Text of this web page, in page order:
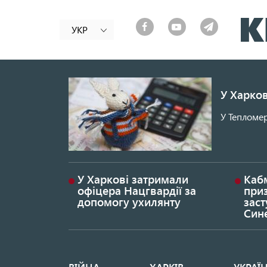
УКР
У
У
У Харкові затримали
офіцера Нацгвардії за
допомогу ухилянту